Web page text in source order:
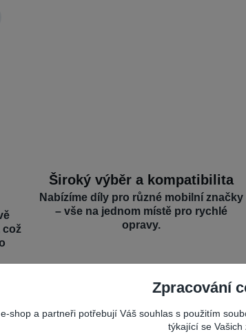
což
Široký výběr a kompatibilita
Nabízíme díly pro různé mobilní značky
– vše na jednom místě pro rychlé
opravy.
Zpracování
shop a partneři potřebují Váš souhlas s použitím
týkající se Vašich